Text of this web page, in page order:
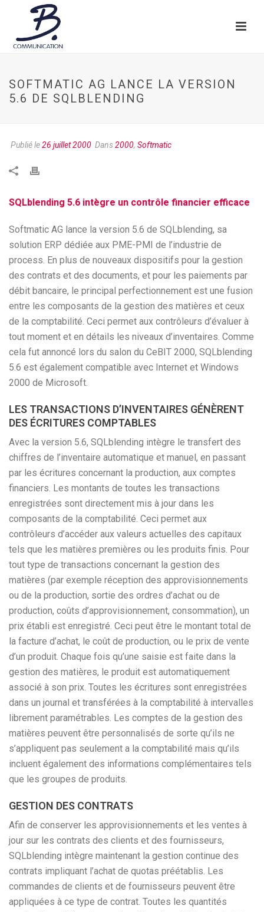
SOFTMATIC AG LANCE LA VERSION
5.6 DE SQLBLENDING
Publié le26 juillet 2000 Dans2000, Softmatic
SQLblending 5.6 intègre un contrôle financier efficace
Softmatic AG lance la version 5.6 de SQLblending, sa
solution ERP dédiée aux PME-PMI de l’industrie de
process. En plus de nouveaux dispositifs pour la gestion
des contrats et des documents, et pour les paiements par
débit bancaire, le principal perfectionnement est une fusion
entre les composants de la gestion des matières et ceux
de la comptabilité. Ceci permet aux contrôleurs d’évaluer à
tout moment et en détails les niveaux d’inventaires. Comme
cela fut annoncé lors du salon du CeBIT 2000, SQLblending
5.6 est également compatible avec Internet et Windows
2000 de Microsoft.
LES TRANSACTIONS D’INVENTAIRES GÉNÈRENT
DES ÉCRITURES COMPTABLES
Avec la version 5.6, SQLblending intègre le transfert des
chiffres de l’inventaire automatique et manuel, en passant
par les écritures concernant la production, aux comptes
financiers. Les montants de toutes les transactions
enregistrées sont directement mis à jour dans les
composants de la comptabilité. Ceci permet aux
contrôleurs d’accéder aux valeurs actuelles des capitaux
tels que les matières premières ou les produits finis. Pour
tout type de transactions concernant la gestion des
matières (par exemple réception des approvisionnements
ou de la production, sortie des ordres d’achat ou de
production, coûts d’approvisionnement, consommation), un
prix établi est enregistré. Ceci peut être le montant total de
la facture d’achat, le coût de production, ou le prix de vente
d’un produit. Chaque fois qu’une saisie est faite dans la
gestion des matières, le produit est automatiquement
associé à son prix. Toutes les écritures sont enregistrées
dans un journal et transférées à la comptabilité à intervalles
librement paramétrables. Les comptes de la gestion des
matières peuvent être personnalisés de sorte qu’ils ne
s’appliquent pas seulement a la comptabilité mais qu’ils
incluent également des informations complémentaires tels
que les groupes de produits.
GESTION DES CONTRATS
Afin de conserver les approvisionnements et les ventes à
jour sur les contrats des clients et des fournisseurs,
SQLblending intègre maintenant la gestion continue des
contrats impliquant l’achat de quotas préétablis. Les
commandes de clients et de fournisseurs peuvent être
appliquées à ce type de contrat. Toutes les quantités